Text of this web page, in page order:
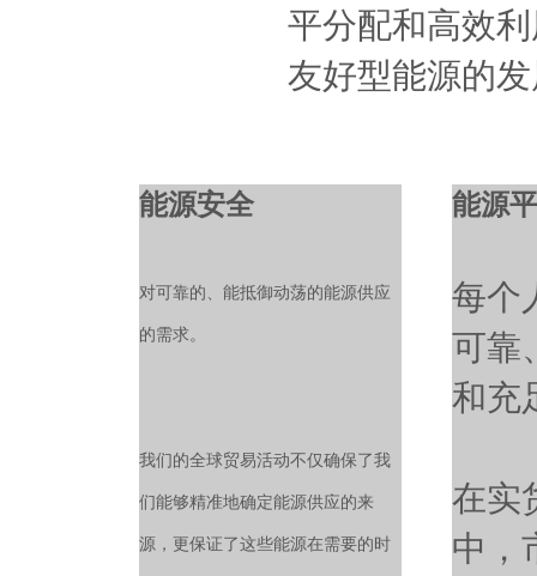
平分配和高效
友好型能源的
能源安全 能源
对可靠的、能抵御动荡的能源供应
的需求。
我们的全球贸易活动不仅确保了我
们能够精准地确定能源供应的来
源，更保证了这些能源在需要的时
每个
可靠
和充
在实
中，